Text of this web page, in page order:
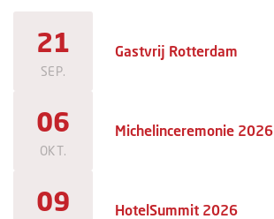
21
SEP.
Gastvrij Rotterdam
06
OKT.
Michelinceremonie 2026
09 HotelSummit 2026